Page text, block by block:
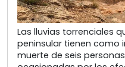
Las lluvias torrenciales
peninsular tienen como
muerte de seis